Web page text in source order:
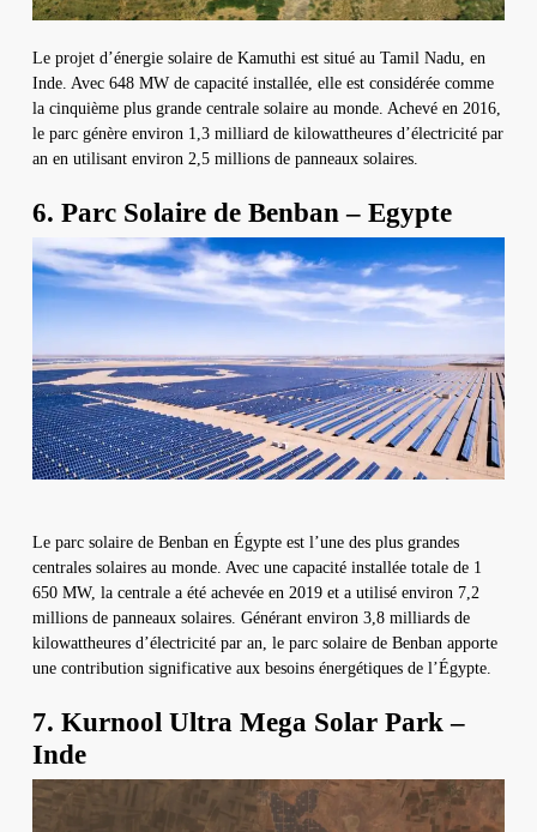
Le projet d’énergie solaire de Kamuthi est situé au Tamil Nadu, en
Inde. Avec 648 MW de capacité installée, elle est considérée comme
la cinquième plus grande centrale solaire au monde. Achevé en 2016,
le parc génère environ 1,3 milliard de kilowattheures d’électricité par
an en utilisant environ 2,5 millions de panneaux solaires.
6. Parc Solaire de Benban – Egypte
Le parc solaire de Benban en Égypte est l’une des plus grandes
centrales solaires au monde. Avec une capacité installée totale de 1
650 MW, la centrale a été achevée en 2019 et a utilisé environ 7,2
millions de panneaux solaires. Générant environ 3,8 milliards de
kilowattheures d’électricité par an, le parc solaire de Benban apporte
une contribution significative aux besoins énergétiques de l’Égypte.
7. Kurnool Ultra Mega Solar Park –
Inde